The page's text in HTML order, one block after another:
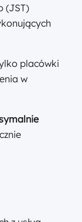
(JST)
placówki
w